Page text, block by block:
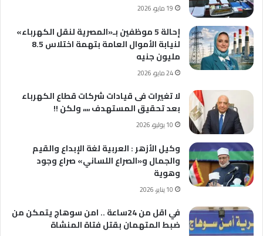
19 مايو، 2026
إحالة 5 موظفين بـ«المصرية لنقل الكهرباء»
لنيابة الأموال العامة بتهمة اختلاس 8.5
مليون جنيه
24 مايو، 2026
لا تغيرات فى قيادات شركات قطاع الكهرباء
بعد تحقيق المستهدف ،،،، ولكن !!
10 يوليو، 2026
وكيل الأزهر : العربية لغة الإبداع والقيم
والجمال و«الصراع اللساني» صراع وجود
وهوية
10 يناير، 2026
في اقل من 24ساعة .. امن سوهاج يتمكن من
ضبط المتهمان بقتل فتاة المنشاة